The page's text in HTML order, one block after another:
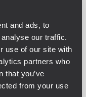
and ads, to
our traffic.
use of our site with
partners who
that you’ve
from your use